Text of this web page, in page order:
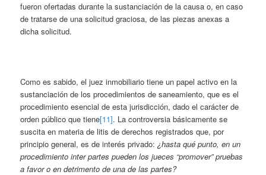
fueron ofertadas durante la sustanciación de la causa o, en caso
de tratarse de una solicitud graciosa, de las piezas anexas a
dicha solicitud.
Como es sabido, el juez inmobiliario tiene un papel activo en la
sustanciación de los procedimientos de saneamiento, que es el
procedimiento esencial de esta jurisdicción, dado el carácter de
orden público que tiene[11]. La controversia básicamente se
suscita en materia de litis de derechos registrados que, por
principio general, es de interés privado: ¿hasta qué punto, en un
procedimiento inter partes pueden los jueces “promover” pruebas
a favor o en detrimento de una de las partes?